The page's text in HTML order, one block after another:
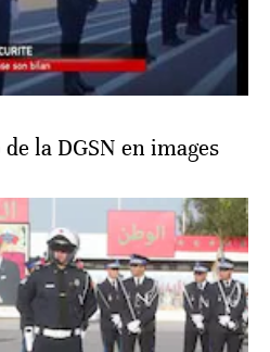
la DGSN en images